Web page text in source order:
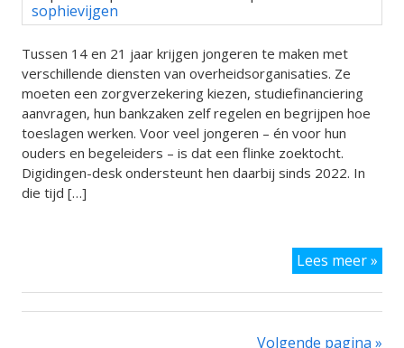
sophievijgen
Tussen 14 en 21 jaar krijgen jongeren te maken met
verschillende diensten van overheidsorganisaties. Ze
moeten een zorgverzekering kiezen, studiefinanciering
aanvragen, hun bankzaken zelf regelen en begrijpen hoe
toeslagen werken. Voor veel jongeren – én voor hun
ouders en begeleiders – is dat een flinke zoektocht.
Digidingen-desk ondersteunt hen daarbij sinds 2022. In
die tijd […]
Lees meer »
Volgende pagina »